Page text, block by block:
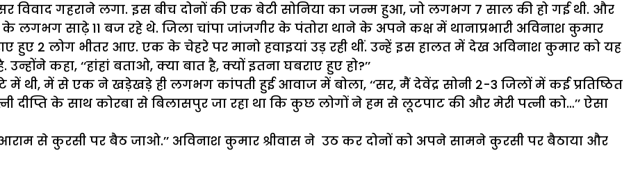
विवाद गहराने लगा. इस बीच दोनों की एक बेटी सोनिया का जन्म हुआ, जो लगभग 7 साल की हो गई थी. और
साढ़े 11 बज रहे थे. जिला चांपा जांजगीर के पंतोरा थाने के अपने कक्ष में थानाप्रभारी अविनाश कुमार
हुए 2 लोग भीतर आए. एक के चेहरे पर मानो हवाइयां उड़ रही थीं. उन्हें इस हालत में देख अविनाश कुमार को यह
कहा, ‘‘हांहां बताओ, क्या बात है, क्यों इतना घबराए हुए हो?’’
में थी, में से एक ने खड़ेखड़े ही लगभग कांपती हुई आवाज में बोला, ‘‘सर, मैं देवेंद्र सोनी 2-3 जिलों में कई प्रतिष्ठित
के साथ कोरबा से बिलासपुर जा रहा था कि कुछ लोगों ने हम से लूटपाट की और मेरी पत्नी को…’’ ऐसा
से कुरसी पर बैठ जाओ.’’ अविनाश कुमार श्रीवास ने उठ कर दोनों को अपने सामने कुरसी पर बैठाया और